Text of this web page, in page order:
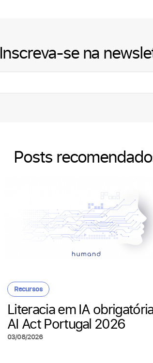
Inscreva-se na
Posts
Recursos
Literacia em IA
AI Act Portugal 2026
03/08/2026